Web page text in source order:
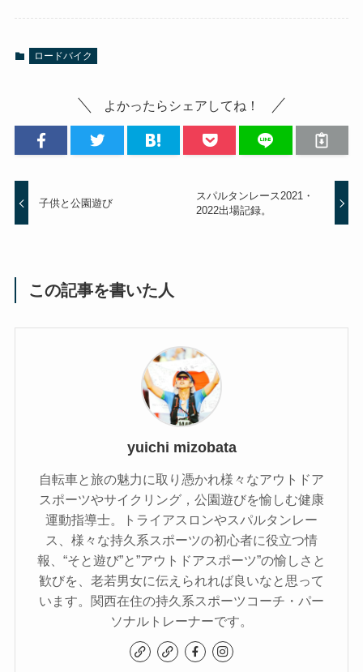
ロードバイク
よかったらシェアしてね！
子供と公園遊び
スパルタンレース2021・
2022出場記録。
この記事を書いた人
yuichi mizobata
自転車と旅の魅力に取り憑かれ様々なアウトドア
スポーツやサイクリング，公園遊びを愉しむ健康
運動指導士。トライアスロンやスパルタンレー
ス、様々な持久系スポーツの初心者に役立つ情
報、“そと遊び”と”アウトドアスポーツ”の愉しさと
歓びを、老若男女に伝えられれば良いなと思って
います。関西在住の持久系スポーツコーチ・パー
ソナルトレーナーです。